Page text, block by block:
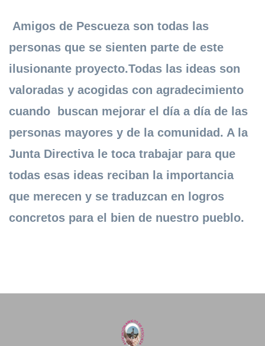
Amigos de Pescueza son todas las
personas que se sienten parte de este
ilusionante proyecto.Todas las ideas son
valoradas y acogidas con agradecimiento
cuando buscan mejorar el día a día de las
personas mayores y de la comunidad. A la
Junta Directiva le toca trabajar para que
todas esas ideas reciban la importancia
que merecen y se traduzcan en logros
concretos para el bien de nuestro pueblo.